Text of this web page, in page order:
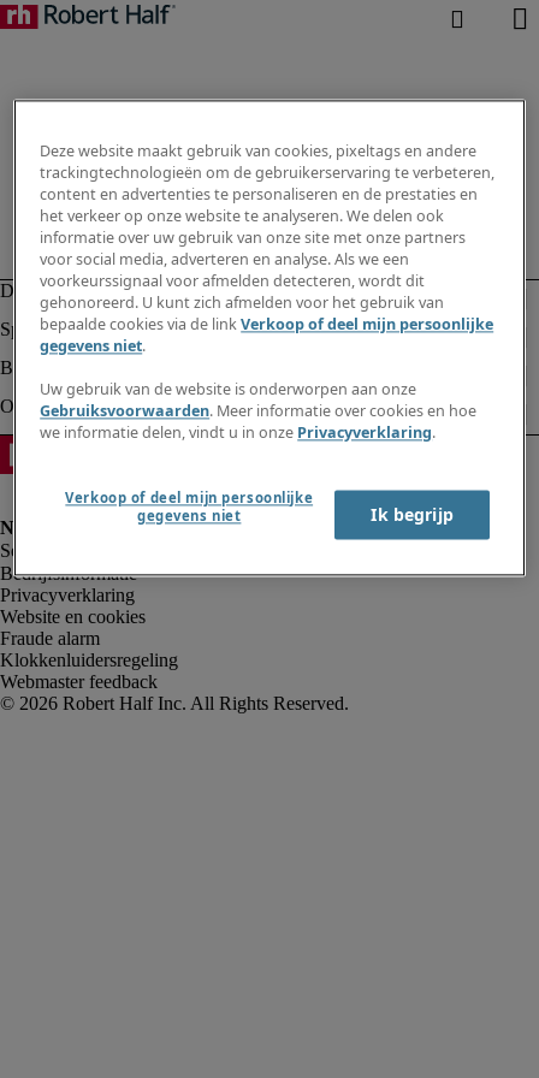
Bedrijfsinformatie
Privacyverklaring
Website en cookies
Fraude alarm
Klokkenluidersregeling
Webmaster feedback
Deze website maakt gebruik van cookies, pixeltags en andere
trackingtechnologieën om de gebruikerservaring te verbeteren,
content en advertenties te personaliseren en de prestaties en
het verkeer op onze website te analyseren. We delen ook
informatie over uw gebruik van onze site met onze partners
voor social media, adverteren en analyse. Als we een
voorkeurssignaal voor afmelden detecteren, wordt dit
gehonoreerd. U kunt zich afmelden voor het gebruik van
bepaalde cookies via de linkVerkoop of deel mijn persoonlijke
gegevens niet.
Uw gebruik van de website is onderworpen aan onze
Gebruiksvoorwaarden. Meer informatie over cookies en hoe
we informatie delen, vindt u in onze Privacyverklaring.
Verkoop of deel mijn persoonlijke
gegevens niet
Ik begrijp